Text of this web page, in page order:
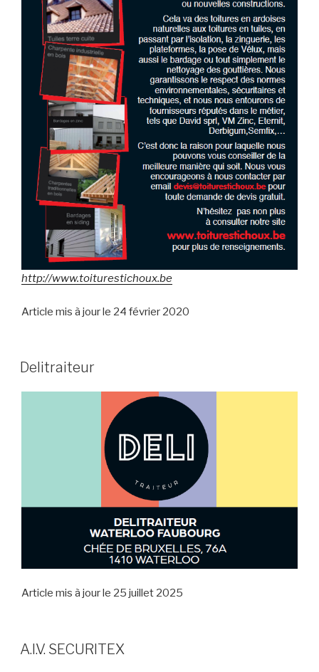
http://www.toiturestichoux.be
Article mis à jour le 24 février 2020
Delitraiteur
Article mis à jour le 25 juillet 2025
A.I.V. SECURITEX